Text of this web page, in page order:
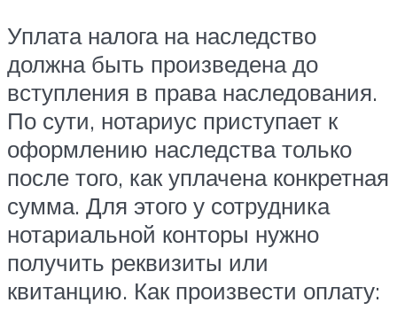
Уплата налога на наследство
должна быть произведена до
вступления в права наследования.
По сути, нотариус приступает к
оформлению наследства только
после того, как уплачена конкретная
сумма. Для этого у сотрудника
нотариальной конторы нужно
получить реквизиты или
квитанцию. Как произвести оплату: